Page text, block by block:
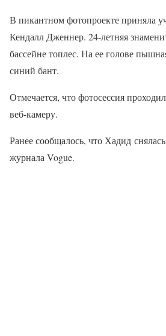
В пикантном фотопроекте приняла
Кендалл Дженнер. 24-летняя
бассейне топлес. На ее голове
синий бант.
Отмечается, что фотосессия
веб-камеру.
Ранее сообщалось, что Хадид
журнала Vogue.